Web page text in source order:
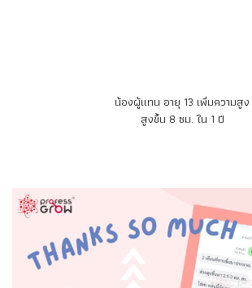
น้องผู้แทน อายุ 13 เพิ่มความสูง
สูงขึ้น 8 ซม. ใน 1 ปี